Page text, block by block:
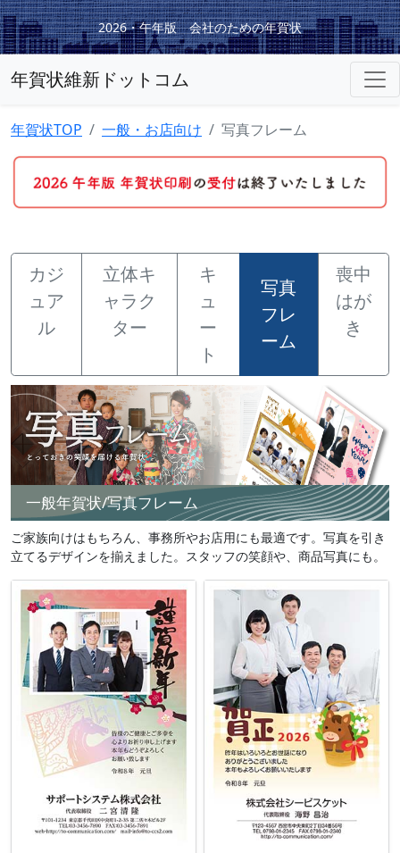
2026・午年版 会社のための年賀状
年賀状維新ドットコム
年賀状TOP 一般・お店向け 写真フレーム
カジ
ュア
ル
立体キ
ャラク
ター
キ
ュ
ー
ト
写真
フレ
ーム
喪中
はが
き
一般年賀状/写真フレーム
ご家族向けはもちろん、事務所やお店用にも最適です。写真を引き
立てるデザインを揃えました。スタッフの笑顔や、商品写真にも。